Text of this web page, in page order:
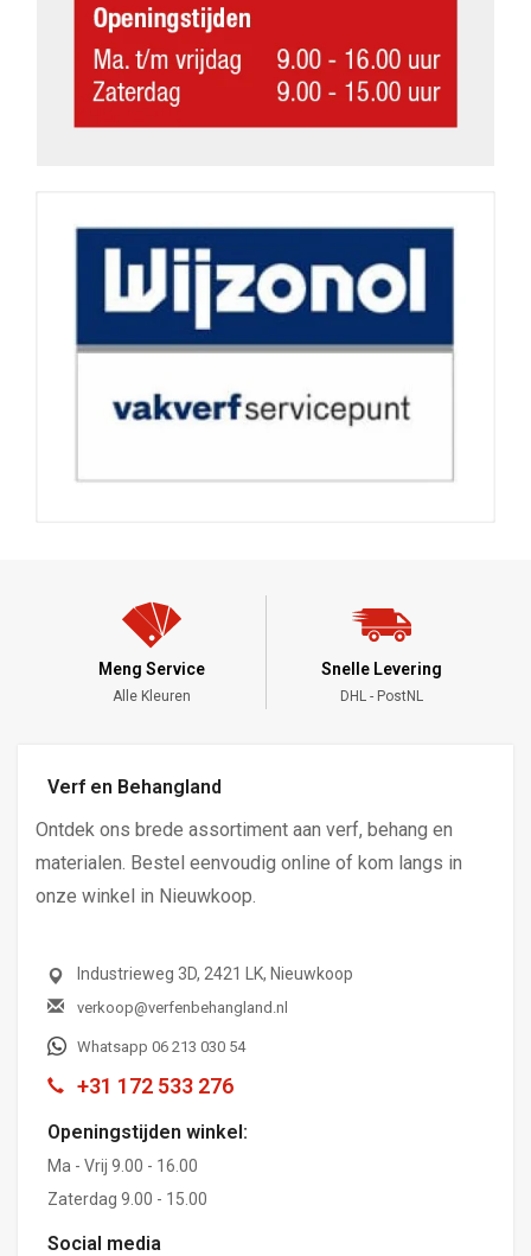
Meng Service
Alle Kleuren
Snelle Levering
DHL - PostNL
Verf en Behangland
Ontdek ons brede assortiment aan verf, behang en
materialen. Bestel eenvoudig online of kom langs in
onze winkel in Nieuwkoop.
Industrieweg 3D, 2421 LK, Nieuwkoop
verkoop@verfenbehangland.nl
Whatsapp 06 213 030 54
+31 172 533 276
Openingstijden winkel:
Ma - Vrij 9.00 - 16.00
Zaterdag 9.00 - 15.00
Social media